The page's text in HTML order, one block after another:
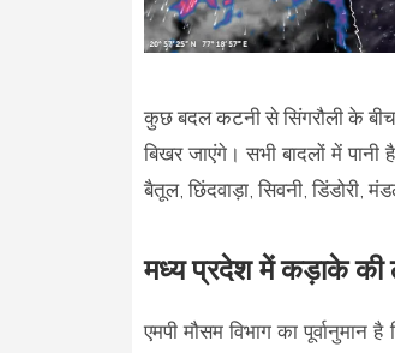
कुछ बदल कटनी से सिंगरौली के
बिखर जाएंगे। सभी बादलों में पानी
बैतूल, छिंदवाड़ा, सिवनी, डिंडोरी,
मध्य प्रदेश में कड़ाके की
एमपी मौसम विभाग का पूर्वानुमान